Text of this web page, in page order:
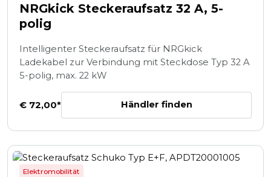
NRGkick Steckeraufsatz 32 A, 5-
polig
Intelligenter Steckeraufsatz für NRGkick
Ladekabel zur Verbindung mit Steckdose Typ 32 A
5-polig, max. 22 kW
€ 72,00* Händler finden
Elektromobilität